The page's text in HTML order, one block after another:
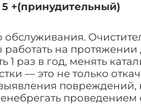
+(принудительный)
на
раз в год, менять
— это не только
повреждений,